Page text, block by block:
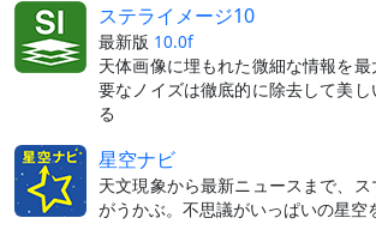
ステライメージ10
最新版 10.0f
天体画像に埋もれた微細な情報を
要なノイズは徹底的に除去して美
る
星空ナビ
天文現象から最新ニュースまで、
がうかぶ。不思議がいっぱいの星空